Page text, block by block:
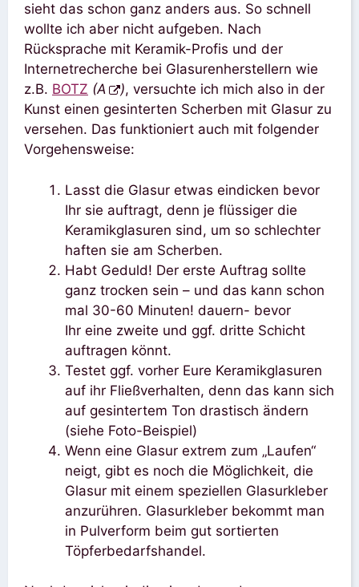
sieht das schon ganz anders aus. So schnell
wollte ich aber nicht aufgeben. Nach
Rücksprache mit Keramik-Profis und der
Internetrecherche bei Glasurenherstellern wie
z.B. BOTZ (A ), versuchte ich mich also in der
Kunst einen gesinterten Scherben mit Glasur zu
versehen. Das funktioniert auch mit folgender
Vorgehensweise:
Lasst die Glasur etwas eindicken bevor
Ihr sie auftragt, denn je flüssiger die
Keramikglasuren sind, um so schlechter
haften sie am Scherben.
Habt Geduld! Der erste Auftrag sollte
ganz trocken sein – und das kann schon
mal 30-60 Minuten! dauern- bevor
Ihr eine zweite und ggf. dritte Schicht
auftragen könnt.
Testet ggf. vorher Eure Keramikglasuren
auf ihr Fließverhalten, denn das kann sich
auf gesintertem Ton drastisch ändern
(siehe Foto-Beispiel)
Wenn eine Glasur extrem zum „Laufen“
neigt, gibt es noch die Möglichkeit, die
Glasur mit einem speziellen Glasurkleber
anzurühren. Glasurkleber bekommt man
in Pulverform beim gut sortierten
Töpferbedarfshandel.